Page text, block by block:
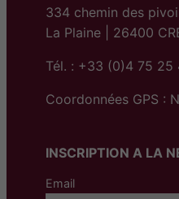
334 chemin des
La Plaine | 26400
Tél. : +33 (0)4 75 25
Coordonnées GPS :
INSCRIPTION A LA
Email